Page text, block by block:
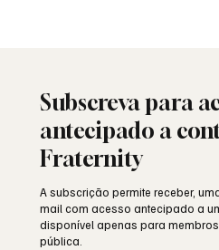
Subscreva para
antecipado a
Fraternity
A subscrição permite receber,
mail com acesso antecipado a
disponível apenas para
pública.